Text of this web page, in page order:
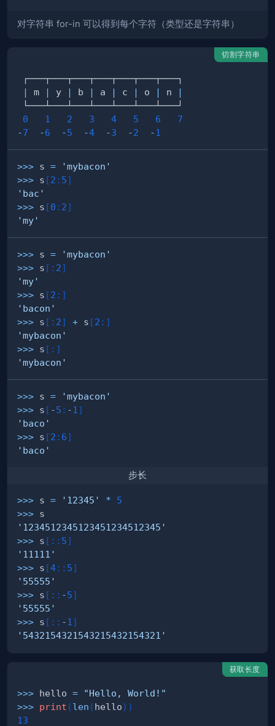
对字符串 for-in 可以得到每个字符（类型还是字符串）
切割字符串
|
m | y | b | a | c | o | n
|
0
1 2 3 4 5 6
7
-7 -6 -5 -4 -3 -2 -1
>>> s =
'mybacon'
>>> s [2 : 5]
'bac'
>>> s [0 : 2]
'my'
>>> s =
'mybacon'
>>> s [ : 2]
'my'
>>> s [2 : ]
'bacon'
>>> s [ : 2] + s [2 : ]
'mybacon'
>>> s [ : ]
'mybacon'
>>> s =
'mybacon'
>>> s [ -5 : -1 ]
'baco'
>>> s [2 : 6]
'baco'
步长
>>> s = '12345' *
5
>>>
'1234512345123451234512345'
>>> s [ : : 5]
'11111'
>>> s [4: : 5]
'55555'
>>> s [ : : -5]
'55555'
>>> s [ : : -1 ]
'5432154321543215432154321'
获取长度
>>> hello =
"Hello, World!"
>>> print (len (hello) )
13